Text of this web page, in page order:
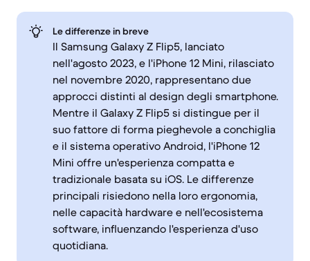
Le differenze in breve
Il Samsung Galaxy Z Flip5, lanciato
nell'agosto 2023, e l'iPhone 12 Mini, rilasciato
nel novembre 2020, rappresentano due
approcci distinti al design degli smartphone.
Mentre il Galaxy Z Flip5 si distingue per il
suo fattore di forma pieghevole a conchiglia
e il sistema operativo Android, l'iPhone 12
Mini offre un'esperienza compatta e
tradizionale basata su iOS. Le differenze
principali risiedono nella loro ergonomia,
nelle capacità hardware e nell'ecosistema
software, influenzando l'esperienza d'uso
quotidiana.